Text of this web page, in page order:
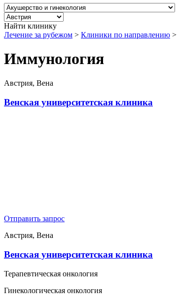
Найти клинику
Лечение за рубежом > Клиники по направлению >
Иммунология
Австрия, Вена
Венская университетская клиника
Отправить запрос
Австрия, Вена
Венская университетская клиника
Терапевтическая онкология
Гинекологическая онкология